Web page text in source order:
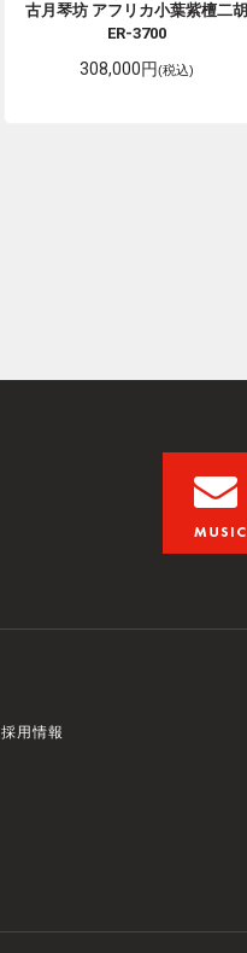
古月琴坊 アフリカ小葉紫檀二胡
ER-3700
308,000円(税込)
採用情報